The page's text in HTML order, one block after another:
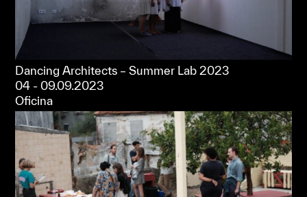
Dancing Architects – Summer Lab 2023
04 - 09.09.2023
Oficina